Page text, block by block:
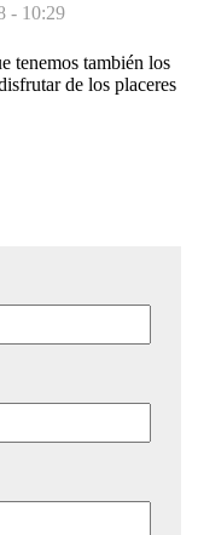
- 10:29
tenemos también los
de los placeres